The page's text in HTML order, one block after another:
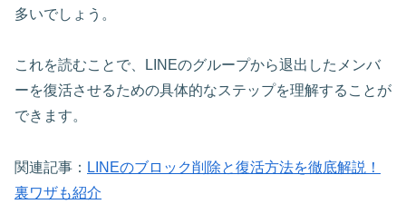
多いでしょう。
これを読むことで、LINEのグループから退出したメンバ
ーを復活させるための具体的なステップを理解することが
できます。
関連記事： LINEのブロック削除と復活方法を徹底解説！
裏ワザも紹介